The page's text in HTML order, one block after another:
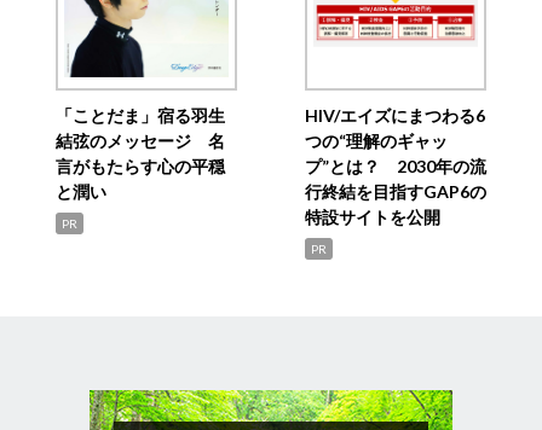
「ことだま」宿る羽生
結弦のメッセージ 名
言がもたらす心の平穏
と潤い
PR
HIV/エイズにまつわる6
つの“理解のギャッ
プ”とは？ 2030年の流
行終結を目指すGAP6の
特設サイトを公開
PR